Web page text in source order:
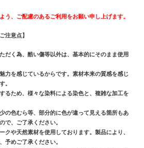
う、ご配慮のあるご利用をお願い申し上げます。
注意点】
だく為、酷い傷等以外は、基本的にそのまま使用
力を感じているからです。素材本来の質感を感じ
。
るため、様々な染料による染色と、複雑な加工を
の色むら等、部分的に色が違って見える箇所もあ
で、ご了承ください。
クや天然素材を使用しております。製品により、
予めご了承ください。